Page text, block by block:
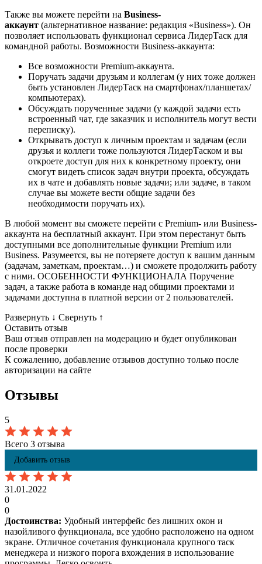
Также вы можете перейти на Business-
аккаунт (альтернативное название: редакция «Business»). Он
позволяет использовать функционал сервиса ЛидерТаск для
командной работы. Возможности Business-аккаунта:
Все возможности Premium-аккаунта.
Поручать задачи друзьям и коллегам (у них тоже должен
быть установлен ЛидерТаск на смартфонах/планшетах/
компьютерах).
Обсуждать порученные задачи (у каждой задачи есть
встроенный чат, где заказчик и исполнитель могут вести
переписку).
Открывать доступ к личным проектам и задачам (если
друзья и коллеги тоже пользуются ЛидерТаском и вы
откроете доступ для них к конкретному проекту, они
смогут видеть список задач внутри проекта, обсуждать
их в чате и добавлять новые задачи; или задаче, в таком
случае вы можете вести общие задачи без
необходимости поручать их).
В любой момент вы сможете перейти с Premium- или Business-
аккаунта на бесплатный аккаунт. При этом перестанут быть
доступными все дополнительные функции Premium или
Business. Разумеется, вы не потеряете доступ к вашим данным
(задачам, заметкам, проектам…) и сможете продолжить работу
с ними. ОСОБЕННОСТИ ФУНКЦИОНАЛА Поручение
задач, а также работа в команде над общими проектами и
задачами доступна в платной версии от 2 пользователей.
Развернуть ↓ Свернуть ↑
Оставить отзыв
Ваш отзыв отправлен на модерацию и будет опубликован
после проверки
К сожалению, добавление отзывов доступно только после
авторизации на сайте
Отзывы
5
Всего 3 отзыва
Добавить отзыв
31.01.2022
0
0
Достоинства: Удобный интерфейс без лишних окон и
назойливого функционала, все удобно расположено на одном
экране. Отличное сочетания функционала крупного таск
менеджера и низкого порога вхождения в использование